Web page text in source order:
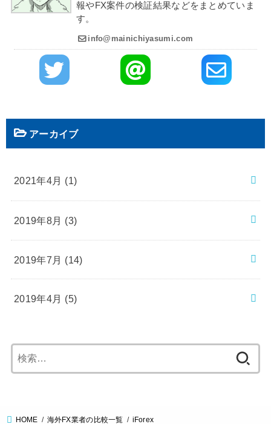
報やFX案件の検証結果などをまとめていま
す。
info@mainichiyasumi.com
アーカイブ
2021年4月 (1)
2019年8月 (3)
2019年7月 (14)
2019年4月 (5)
索:
HOME 海外FX業者の比較一覧 iForex